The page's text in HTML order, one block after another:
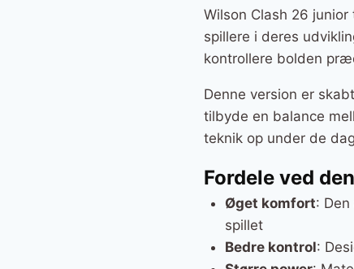
Wilson Clash 26
spillere i deres
kontrollere bolden
Denne version er
tilbyde en balance
teknik op under de
Fordele ved
Øget komfort:
spillet
Bedre kontrol: